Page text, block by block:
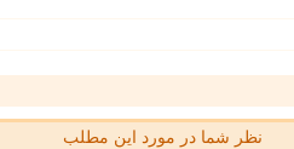
نظر شما در مورد این مطلب